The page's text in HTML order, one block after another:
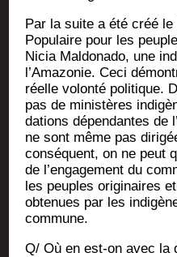
Par la suite a été créé
Popu­laire pour les
Nicia Mal­do­na­do, une
l’Amazonie. Ceci
réelle volon­té poli­tique.
pas de minis­tères
da­tions dépen­dantes de
ne sont même pas
consé­quent, on ne peut
de l’engagement du
les peuples ori­gi­naires
obte­nues par les
commune.
Q/ Où en est-on avec la